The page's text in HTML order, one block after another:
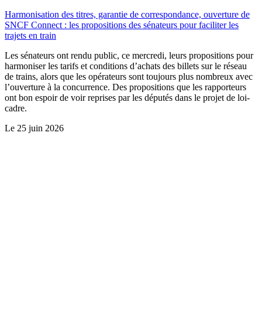
Harmonisation des titres, garantie de correspondance, ouverture de
SNCF Connect : les propositions des sénateurs pour faciliter les
trajets en train
Les sénateurs ont rendu public, ce mercredi, leurs propositions pour
harmoniser les tarifs et conditions d’achats des billets sur le réseau
de trains, alors que les opérateurs sont toujours plus nombreux avec
l’ouverture à la concurrence. Des propositions que les rapporteurs
ont bon espoir de voir reprises par les députés dans le projet de loi-
cadre.
Le 25 juin 2026